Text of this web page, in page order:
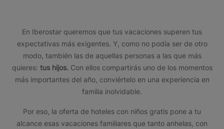
En Iberostar queremos que tus vacaciones superen tus
expectativas más exigentes. Y, como no podía ser de otro
modo, también las de aquellas personas a las que más
quieres: tus hijos. Con ellos compartirás uno de los momentos
más importantes del año, conviértelo en una experiencia en
familia inolvidable.
Por eso, la oferta de hoteles con niños gratis pone a tu
alcance esas vacaciones familiares que tanto anhelas, con